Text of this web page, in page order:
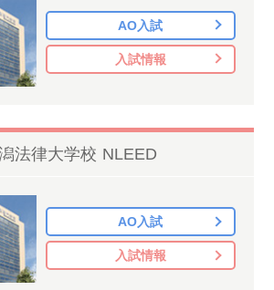
AO入試
入試情報
法律大学校 NLEED
AO入試
入試情報